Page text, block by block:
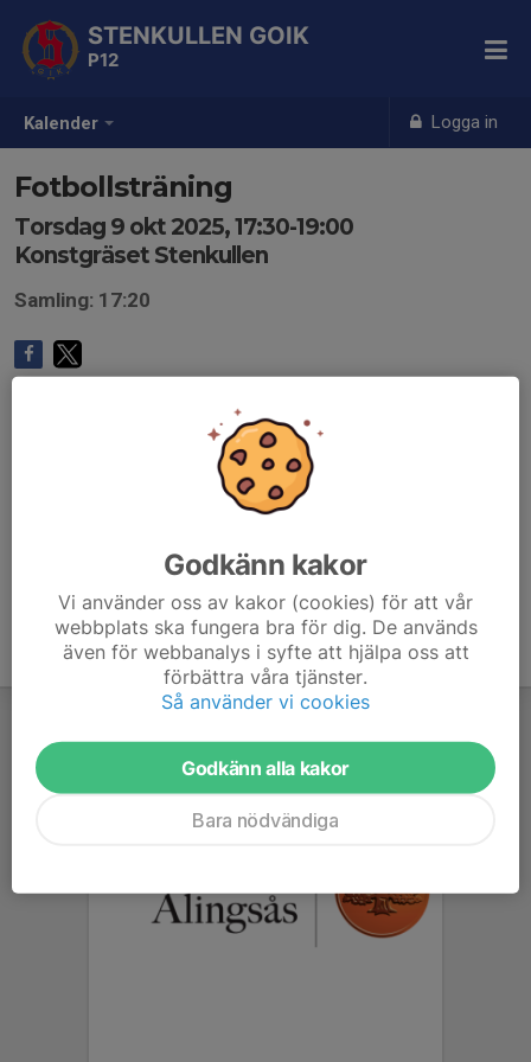
Kalender Logga in
STENKULLEN GOIK
P12
Fotbollsträning
Torsdag 9 okt 2025, 17:30-19:00
Konstgräset Stenkullen
Samling: 17:20
Godkänn kakor
Vi använder oss av kakor (cookies) för att vår
webbplats ska fungera bra för dig. De används
även för webbanalys i syfte att hjälpa oss att
förbättra våra tjänster.
Så använder vi cookies
Godkänn alla kakor
Bara nödvändiga